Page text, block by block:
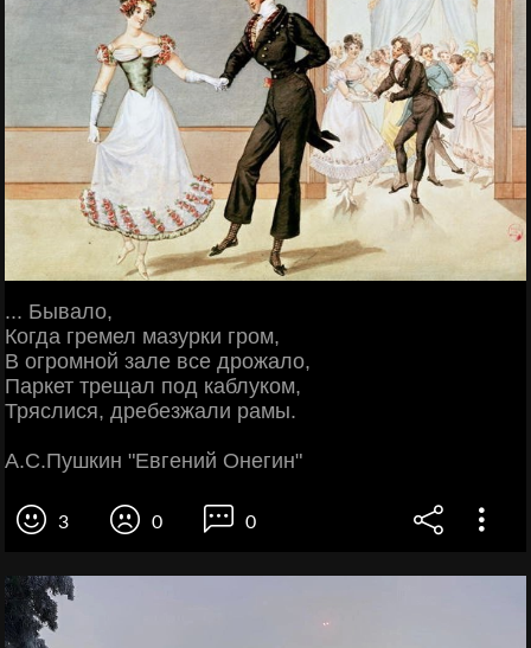
... Бывало,
Когда гремел мазурки гром,
В огромной зале все дрожало,
Паркет трещал под каблуком,
Тряслися, дребезжали рамы.
А.С.Пушкин "Евгений Онегин"
3 0 0